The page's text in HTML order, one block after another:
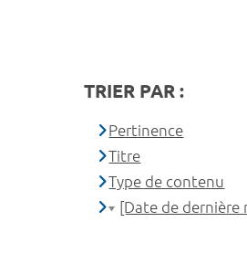
TRIER PAR :
Pertinence
Titre
Type de contenu
[Date de